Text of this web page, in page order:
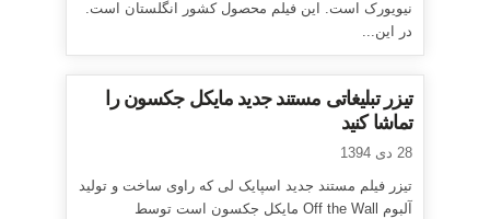
نیویورک است. این فیلم محصول کشور انگلستان است.
در این...
تیزر تبلیغاتی مستند جدید مایکل جکسون را
تماشا کنید
28 دی 1394
تیزر فیلم مستند جدید اسپایک لی که راوی ساخت و تولید
آلبوم Off the Wall مایکل جکسون است توسط